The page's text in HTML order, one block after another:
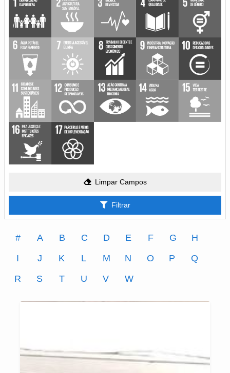
Limpar Campos
Filtrar
# A B C D E F G
H
I
J K L M N O P
Q
R
S T U V W